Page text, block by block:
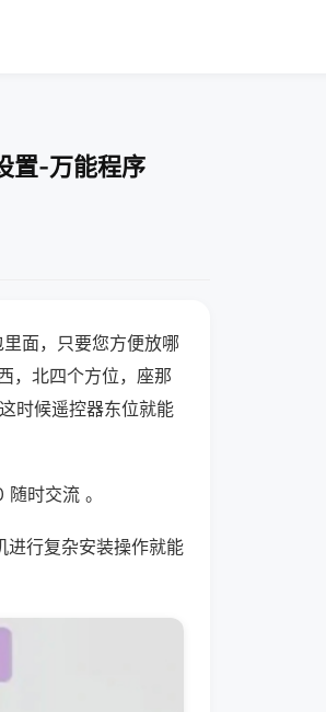
置-万能程序
面，只要您方便放哪
，北四个方位，座那
时候遥控器东位就能
时交流 。
进行复杂安装操作就能